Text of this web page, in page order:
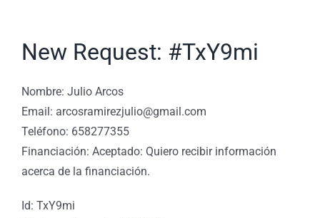
New Request: #TxY9mi
Nombre: Julio Arcos
Email: arcosramirezjulio@gmail.com
Teléfono: 658277355
Financiación: Aceptado: Quiero recibir información
acerca de la financiación.
Id: TxY9mi